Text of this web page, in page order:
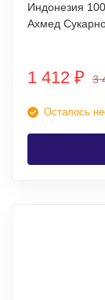
Индонезия
1 412 ₽ 3
Осталось